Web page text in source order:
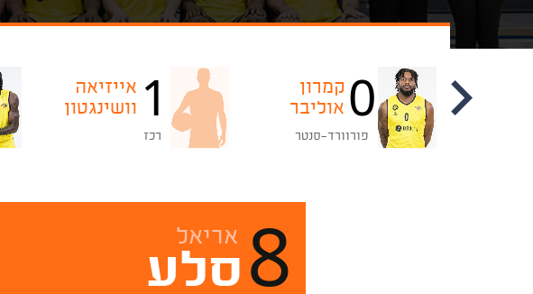
קרבאצ'ו
0 קמרון
אוליבר
פורוורד-סנטר
1 אייזיאה
וושינגטון
רכז
8 אריאל
סלע